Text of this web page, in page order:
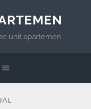
unit apartemen